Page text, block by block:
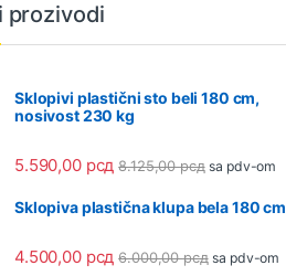
prozivodi
Sklopivi plastični sto beli 180 cm,
nosivost 230 kg
5.590,00 рсд 8.125,00рсд sa pdv-om
Sklopiva plastična klupa bela 180 cm
4.500,00 рсд 6.000,00рсд sa pdv-om